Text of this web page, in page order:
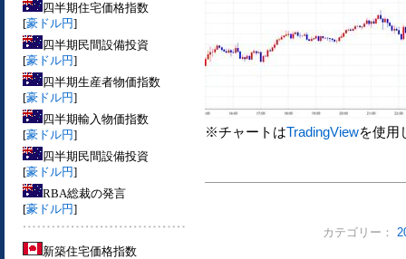
四半期住宅価格指数
[豪ドル円]
四半期民間設備投資
[豪ドル円]
四半期生産者物価指数
[豪ドル円]
四半期輸入物価指数
[豪ドル円]
四半期民間設備投資
[豪ドル円]
RBA総裁の発言
[豪ドル円]
新築住宅価格指数
※チャートはTradingViewを使用
カテゴリー：